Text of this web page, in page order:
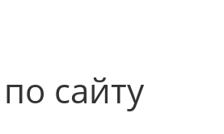
сайту